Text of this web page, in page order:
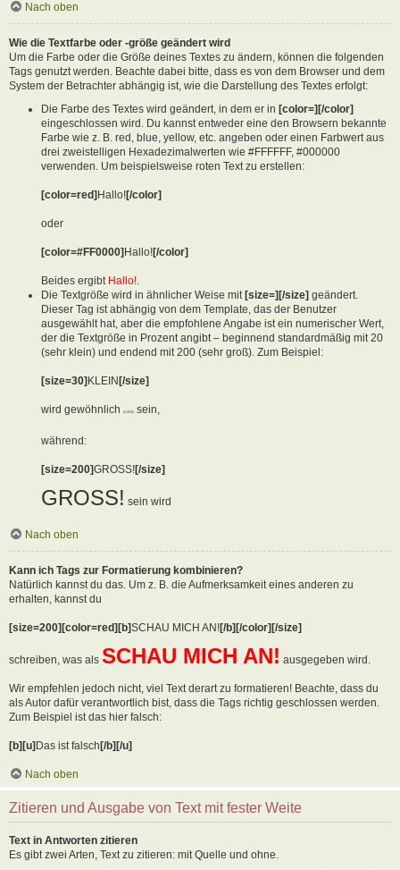
Nach oben
Wie die Textfarbe oder -größe geändert wird
Um die Farbe oder die Größe deines Textes zu ändern, können die folgenden
Tags genutzt werden. Beachte dabei bitte, dass es von dem Browser und dem
System der Betrachter abhängig ist, wie die Darstellung des Textes erfolgt:
Die Farbe des Textes wird geändert, in dem er in [color=][/color]
eingeschlossen wird. Du kannst entweder eine den Browsern bekannte
Farbe wie z. B. red, blue, yellow, etc. angeben oder einen Farbwert aus
drei zweistelligen Hexadezimalwerten wie #FFFFFF, #000000
verwenden. Um beispielsweise roten Text zu erstellen:
[color=red]Hallo![/color]
oder
[color=#FF0000]Hallo![/color]
Beides ergibt Hallo!
Die Textgröße wird in ähnlicher Weise mit [size=][/size] geändert.
Dieser Tag ist abhängig von dem Template, das der Benutzer
ausgewählt hat, aber die empfohlene Angabe ist ein numerischer Wert,
der die Textgröße in Prozent angibt – beginnend standardmäßig mit 20
(sehr klein) und endend mit 200 (sehr groß). Zum Beispiel:
[size=30]KLEIN[/size]
wird gewöhnlich KLEIN sein,
während:
[size=200]GROSS![/size]
GROSS! sein wird
Nach oben
Kann ich Tags zur Formatierung kombinieren?
Natürlich kannst du das. Um z. B. die Aufmerksamkeit eines anderen zu
erhalten, kannst du
[size=200][color=red][b]SCHAU MICH AN![/b][/color][/size]
schreiben, was als SCHAU MICH AN! ausgegeben wird.
Wir empfehlen jedoch nicht, viel Text derart zu formatieren! Beachte, dass du
als Autor dafür verantwortlich bist, dass die Tags richtig geschlossen werden.
Zum Beispiel ist das hier falsch:
[b][u]Das ist falsch[/b][/u]
Nach oben
Zitieren und Ausgabe von Text mit fester Weite
Text in Antworten zitieren
Es gibt zwei Arten, Text zu zitieren: mit Quelle und ohne.